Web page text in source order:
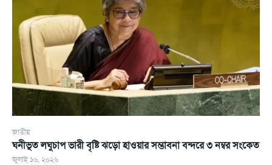
জাতীয়
ঘনীভূত লঘুচাপ ভারী বৃষ্টি ঝড়ো হাওয়ার সম্ভাবনা বন্দরে ৩ নম্বর সংকেত
জুলাই ১৬, ২০২৬